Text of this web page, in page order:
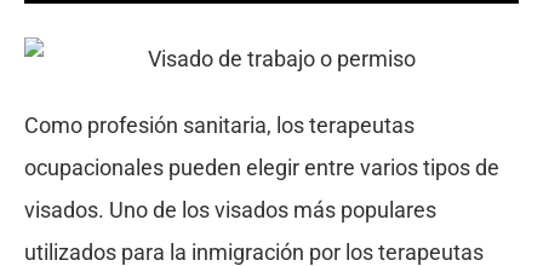
Como profesión sanitaria, los terapeutas
ocupacionales pueden elegir entre varios tipos de
visados. Uno de los visados más populares
utilizados para la inmigración por los terapeutas